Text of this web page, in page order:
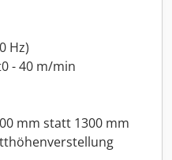
Hz)
- 40 m/min
mm statt 1300 mm